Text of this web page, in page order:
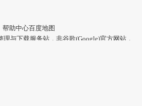
帮助中心百度地图
与下载服务站，非谷歌(Google)官方网站，